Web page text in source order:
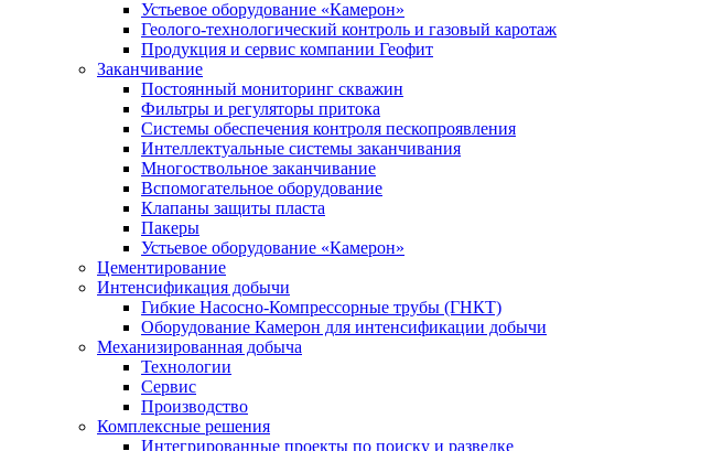
Устьевое оборудование «Камерон»
Геолого-технологический контроль и газовый каротаж
Продукция и сервис компании Геофит
Заканчивание
Постоянный мониторинг скважин
Фильтры и регуляторы притока
Cистемы обеспечения контроля пескопроявления
Интеллектуальные системы заканчивания
Многоствольное заканчивание
Вспомогательное оборудование
Клапаны защиты пласта
Пакеры
Устьевое оборудование «Камерон»
Цементирование
Интенсификация добычи
Гибкие Насосно-Компрессорные трубы (ГНКТ)
Оборудование Камерон для интенсификации добычи
Механизированная добыча
Технологии
Сервис
Производство
Комплексные решения
Интегрированные проекты по поиску и разведке